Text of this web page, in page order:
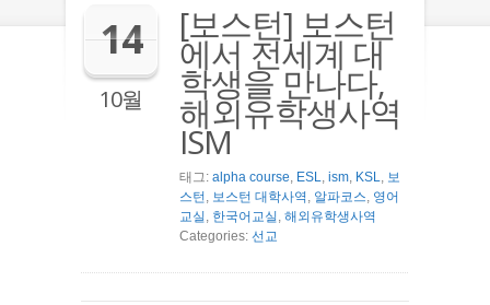
14
10월
[보스턴] 보스턴
에서 전세계 대
학생을 만나다,
해외유학생사역
ISM
태그: alpha course, ESL, ism, KSL, 보
스턴 , 보스턴 대학사역 , 알파코스, 영어
교실 , 한국어교실 , 해외유학생사역
Categories: 선교